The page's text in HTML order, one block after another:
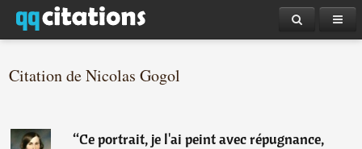
Citation de Nicolas Gogol
“Ce portrait, je l'ai peint avec répugnance,